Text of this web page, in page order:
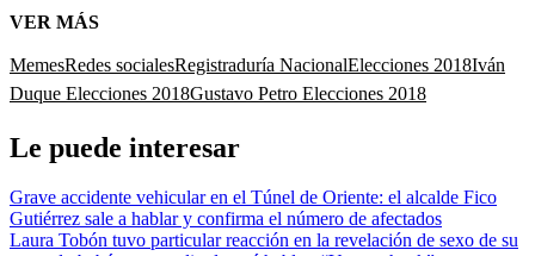
VER MÁS
MemesRedes socialesRegistraduría NacionalElecciones 2018Iván
Duque Elecciones 2018Gustavo Petro Elecciones 2018
Le puede interesar
Grave accidente vehicular en el Túnel de Oriente: el alcalde Fico
Gutiérrez sale a hablar y confirma el número de afectados
Laura Tobón tuvo particular reacción en la revelación de sexo de su